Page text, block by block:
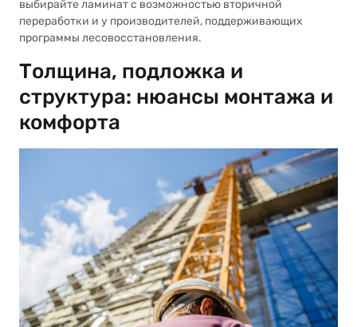
выбирайте ламинат с возможностью вторичной
переработки и у производителей, поддерживающих
программы лесовосстановления.
Толщина, подложка и
структура: нюансы монтажа и
комфорта